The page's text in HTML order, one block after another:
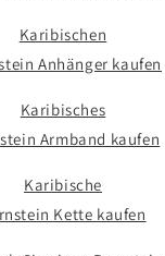
Karibischen
Anhänger kaufen
Karibisches
Armband kaufen
Karibische
Kette kaufen